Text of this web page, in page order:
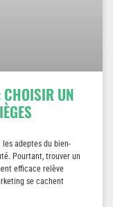
CHOISIR UN
les adeptes du bien-
Pourtant, trouver un
efficace relève
se cachent